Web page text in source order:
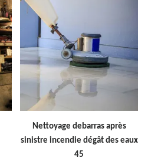
Nettoyage debarras après
sinistre incendie dégât des eaux
45